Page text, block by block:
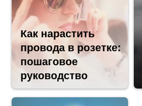
Как нарастить
провода в розетке:
пошаговое
руководство